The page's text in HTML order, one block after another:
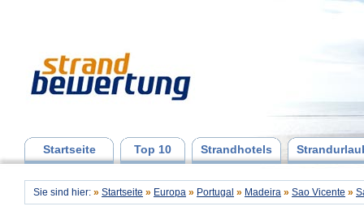
Startseite Top 10 Strandhotels
Sie sind hier: » Startseite » Europa » Portugal » Madeira » Sao Vicente »